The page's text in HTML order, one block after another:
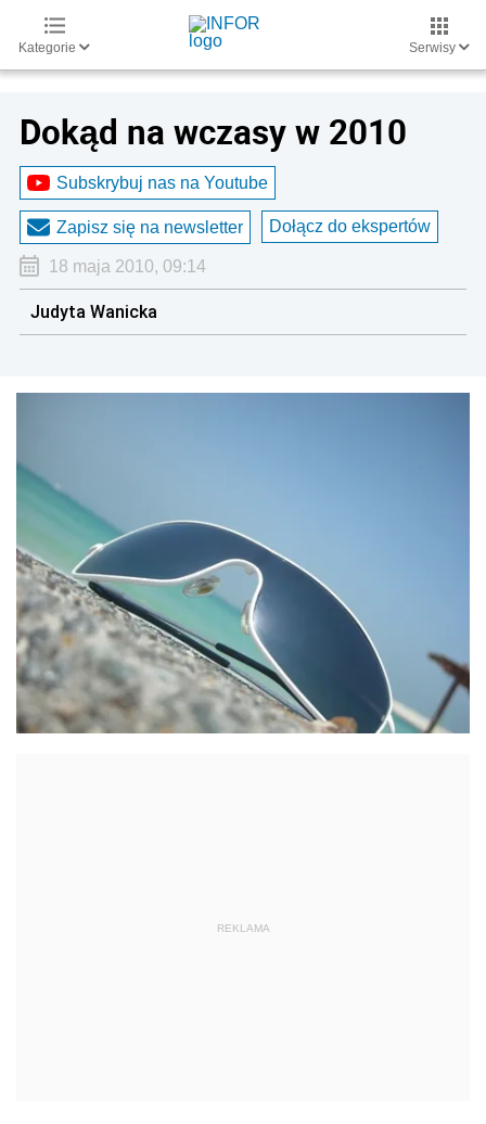
Kategorie Serwisy
Dokąd na wczasy w 2010
Subskrybuj nas na Youtube
Zapisz się na newsletter Dołącz do ekspertów
18 maja 2010, 09:14
Judyta Wanicka